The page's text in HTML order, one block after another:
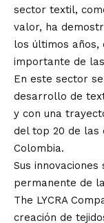
sector textil,
valor, ha
los últimos años,
importante de
En este sector
desarrollo de
y con una
del top 20 de las
Colombia.
Sus
permanente de
The LYCRA
creación de